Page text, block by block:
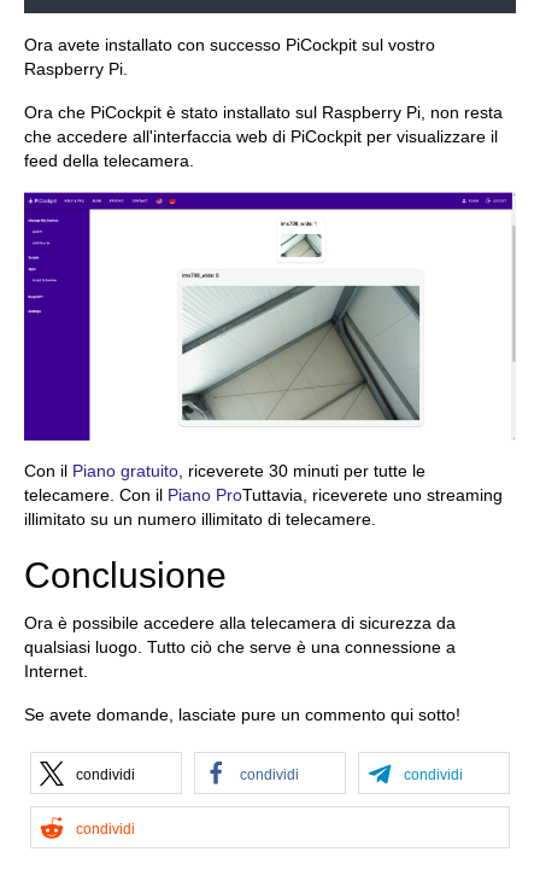
Ora avete installato con successo PiCockpit sul vostro
Raspberry Pi.
Ora che PiCockpit è stato installato sul Raspberry Pi, non resta
che accedere all'interfaccia web di PiCockpit per visualizzare il
feed della telecamera.
Con il Piano gratuito, riceverete 30 minuti per tutte le
telecamere. Con il Piano ProTuttavia, riceverete uno streaming
illimitato su un numero illimitato di telecamere.
Conclusione
Ora è possibile accedere alla telecamera di sicurezza da
qualsiasi luogo. Tutto ciò che serve è una connessione a
Internet.
Se avete domande, lasciate pure un commento qui sotto!
condividi condividi condividi
condividi